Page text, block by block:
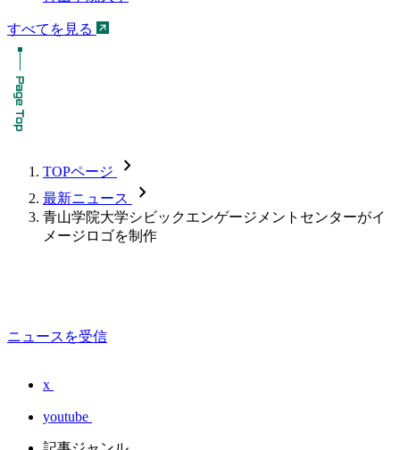
すべてを見る
TOPページ chevron_forward
最新ニュース chevron_forward
青山学院大学シビックエンゲージメントセンターがイ
メージロゴを制作
ニュースを受信
x
youtube